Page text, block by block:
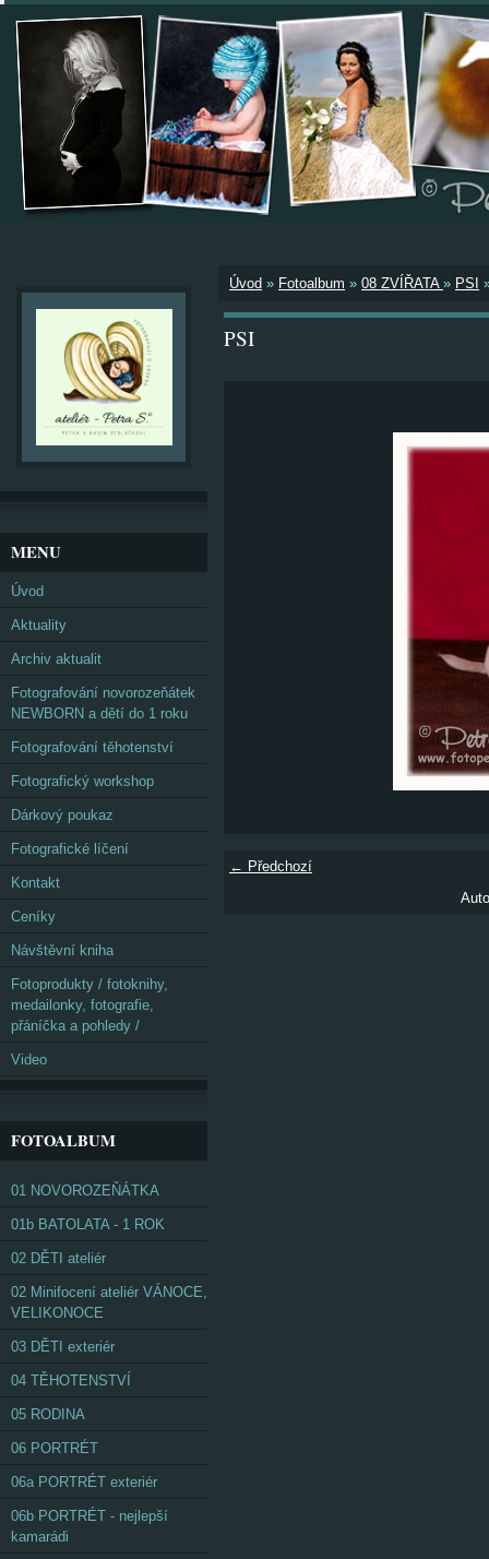
Úvod » Fotoalbum » 08 ZVÍŘATA » PSI
PSI
← Předchozí
MENU
Úvod
Aktuality
Archiv aktualit
Fotografování novorozeňátek
NEWBORN a dětí do 1 roku
Fotografování těhotenství
Fotografický workshop
Dárkový poukaz
Fotografické líčení
Kontakt
Ceníky
Návštěvní kniha
Fotoprodukty / fotoknihy,
medailonky, fotografie,
přáníčka a pohledy /
Video
FOTOALBUM
01 NOVOROZEŇÁTKA
01b BATOLATA - 1 ROK
02 DĚTI ateliér
02 Minifocení ateliér VÁNOCE,
VELIKONOCE
03 DĚTI exteriér
04 TĚHOTENSTVÍ
05 RODINA
06 PORTRÉT
06a PORTRÉT exteriér
06b PORTRÉT - nejlepší
kamarádi